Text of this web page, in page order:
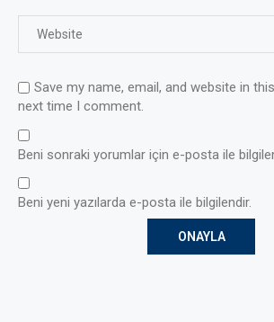
Save my name, email, and website in
next time I comment.
Beni sonraki yorumlar için e-posta ile
Beni yeni yazılarda e-posta ile bilgilendir.